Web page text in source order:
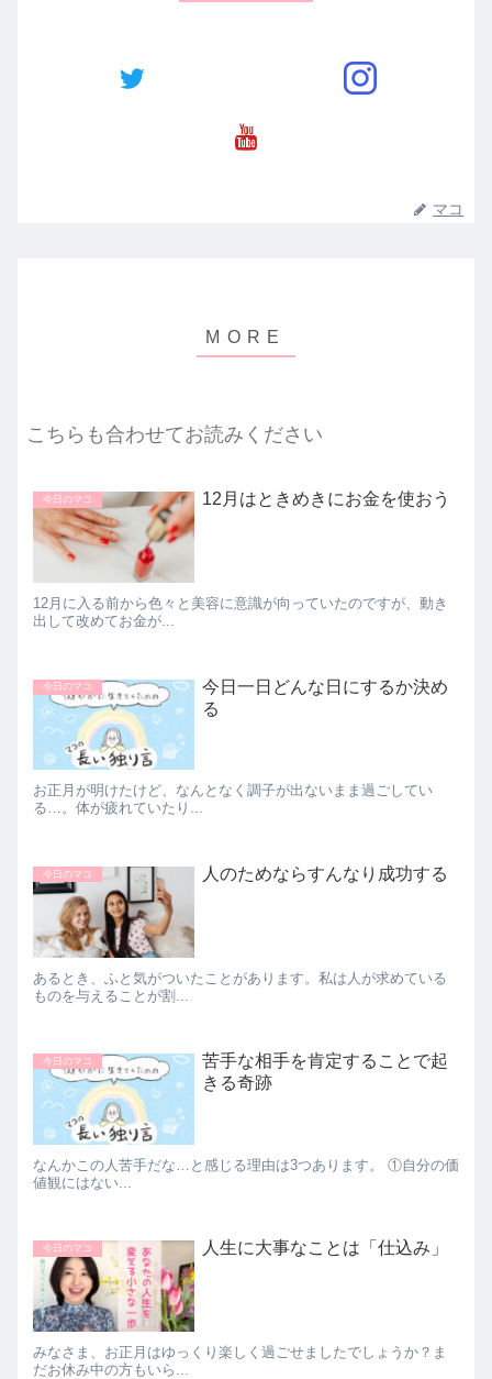
マコ
こちらも合わせてお読みください
今日のマコ 12月はときめきにお金を使おう
12月に入る前から色々と美容に意識が向っていたのですが、動き
出して改めてお金が...
今日のマコ
今日一日どんな日にするか決め
る
お正月が明けたけど、なんとなく調子が出ないまま過ごしてい
る…。体が疲れていたり...
今日のマコ 人のためならすんなり成功する
あるとき、ふと気がついたことがあります。私は人が求めている
ものを与えることが割...
今日のマコ
苦手な相手を肯定することで起
きる奇跡
なんかこの人苦手だな…と感じる理由は3つあります。 ①自分の価
値観にはない...
今日のマコ 人生に大事なことは「仕込み」
みなさま、お正月はゆっくり楽しく過ごせましたでしょうか？ま
だお休み中の方もいら...